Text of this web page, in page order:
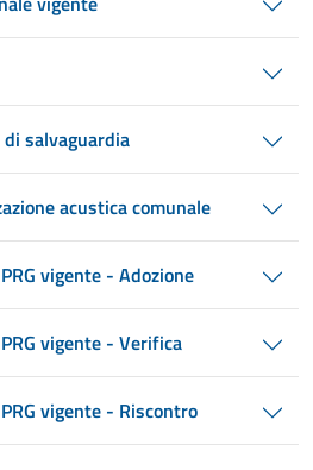
salvaguardia
acustica comunale
vigente - Adozione
vigente - Verifica
vigente - Riscontro